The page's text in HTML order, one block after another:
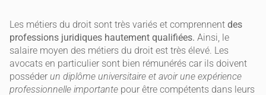
Les métiers du droit sont très variés et comprennent des
professions juridiques hautement qualifiées. Ainsi, le
salaire moyen des métiers du droit est très élevé. Les
avocats en particulier sont bien rémunérés car ils doivent
posséder un diplôme universitaire et avoir une expérience
professionnelle importante pour être compétents dans leurs